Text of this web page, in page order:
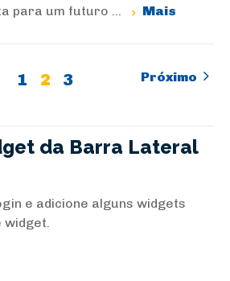
para um futuro ...
Mais
1 2 3 Próximo
da Barra Lateral
e adicione alguns widgets
widget.